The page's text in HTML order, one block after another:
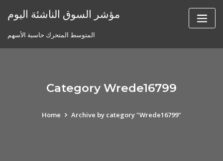
مؤشر السوق الناشئة اليوم
المتوسط ​​المتحرك حاسبة الأسهم
Category Wrede16799
Home Archive by category "Wrede16799"